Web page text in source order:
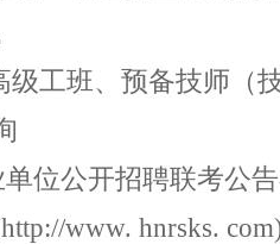
工班、预备技师（
单位公开招聘联考公
www. hnrsks.